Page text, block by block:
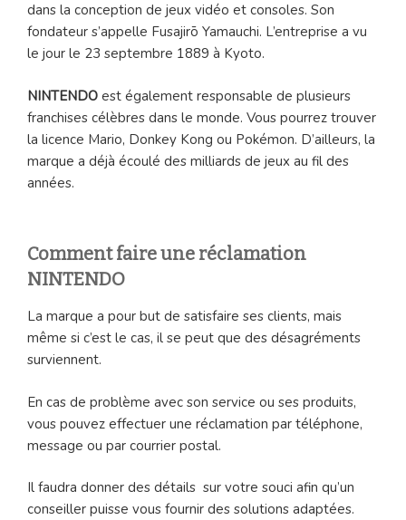
dans la conception de jeux vidéo et consoles. Son
fondateur s’appelle Fusajirō Yamauchi. L’entreprise a vu
le jour le 23 septembre 1889 à Kyoto.
NINTENDO est également responsable de plusieurs
franchises célèbres dans le monde. Vous pourrez trouver
la licence Mario, Donkey Kong ou Pokémon. D’ailleurs, la
marque a déjà écoulé des milliards de jeux au fil des
années.
Comment faire une réclamation
NINTENDO
La marque a pour but de satisfaire ses clients, mais
même si c’est le cas, il se peut que des désagréments
surviennent.
En cas de problème avec son service ou ses produits,
vous pouvez effectuer une réclamation par téléphone,
message ou par courrier postal.
Il faudra donner des détails sur votre souci afin qu’un
conseiller puisse vous fournir des solutions adaptées.